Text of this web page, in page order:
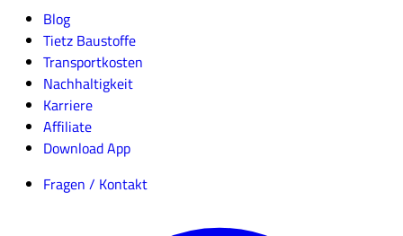
Blog
Tietz Baustoffe
Transportkosten
Nachhaltigkeit
Karriere
Affiliate
Download App
Fragen / Kontakt